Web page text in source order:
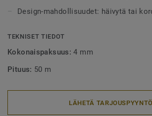
Design-mahdollisuudet: häivytä tai
TEKNISET TIEDOT
Kokonaispaksuus:4 mm
Pituus: 50 m
LÄHETÄ TARJOUSPYYNTÖ